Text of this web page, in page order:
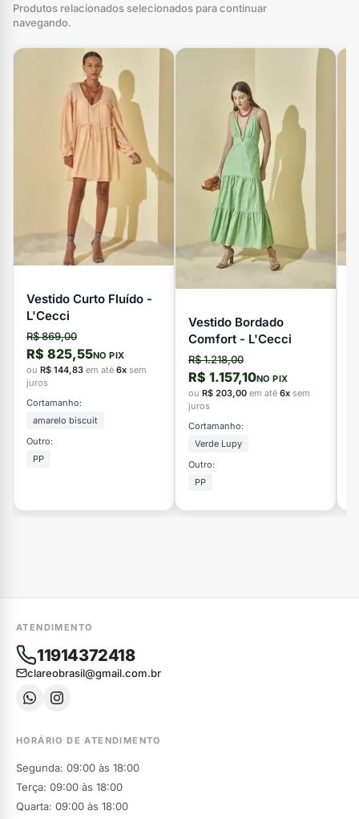
Produtos relacionados selecionados para continuar
navegando.
Vestido Curto Fluído -
L'Cecci
R$ 869,00
R$ 825,55NO PIX
ou R$ 144,83 em até 6x sem
juros
Cortamanho:
amarelo biscuit
Outro:
PP
Vestido Bordado
Comfort - L'Cecci
R$ 1.218,00
R$ 1.157,10NO PIX
ou R$ 203,00 em até 6x sem
juros
Cortamanho:
Verde Lupy
Outro:
PP
ATENDIMENTO
11914372418
clareobrasil@gmail.com.br
HORÁRIO DE ATENDIMENTO
Segunda: 09:00 às 18:00
Terça: 09:00 às 18:00
Quarta: 09:00 às 18:00